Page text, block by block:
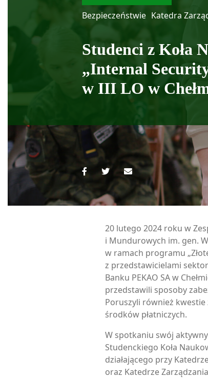
Bezpieczeństwie Katedra
Studenci z Koła
„Internal
w III LO w
20 lutego 2024 roku w
i Mundurowych im. gen.
w ramach programu
z przedstawicielami
Banku PEKAO SA w
przedstawili sposoby
Poruszyli również kwestie
środków płatniczych.
W spotkaniu swój
Studenckiego Koła
działającego przy
oraz Katedrze